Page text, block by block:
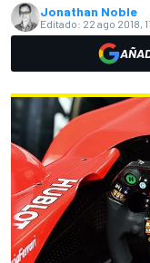
Jonathan Noble
Editado: 22 ago 2018,